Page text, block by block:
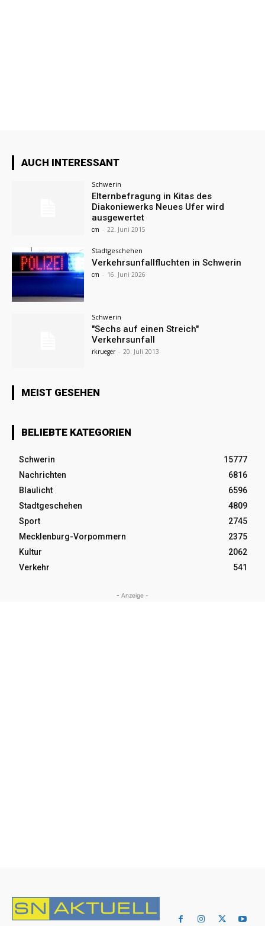
AUCH INTERESSANT
Schwerin
Elternbefragung in Kitas des
Diakoniewerks Neues Ufer wird
ausgewertet
cm - 22. Juni 2015
Stadtgeschehen
Verkehrsunfallfluchten in Schwerin
cm - 16. Juni 2026
Schwerin
"Sechs auf einen Streich"
Verkehrsunfall
rkrueger - 20. Juli 2013
MEIST GESEHEN
BELIEBTE KATEGORIEN
Schwerin
15777
Nachrichten
6816
Blaulicht
6596
Stadtgeschehen
4809
Sport
2745
Mecklenburg-Vorpommern
2375
Kultur
2062
Verkehr
541
- Anzeige -